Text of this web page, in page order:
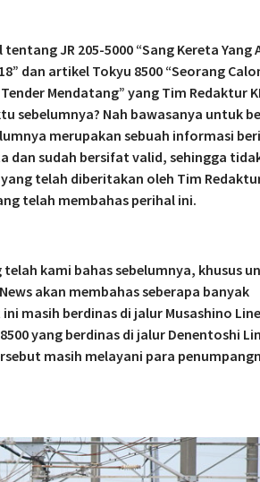
JR 205-5000 “Sang Kereta Yang
dan artikel Tokyu 8500 “Seorang
Mendatang” yang Tim Redaktur
sebelumnya? Nah bawasanya untuk
merupakan sebuah informasi
dan sudah bersifat valid, sehingga
telah diberitakan oleh Tim Redaktur
telah membahas perihal ini.
kami bahas sebelumnya, khusus
akan membahas seberapa banyak
masih berdinas di jalur Musashino Line
yang berdinas di jalur Denentoshi
masih melayani para